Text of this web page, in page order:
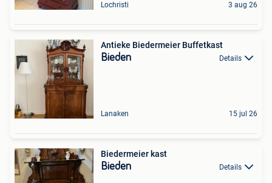
Lochristi 3 aug 26
Antieke Biedermeier Buffetkast
Bieden Details
Lanaken 15 jul 26
Biedermeier kast
Bieden Details